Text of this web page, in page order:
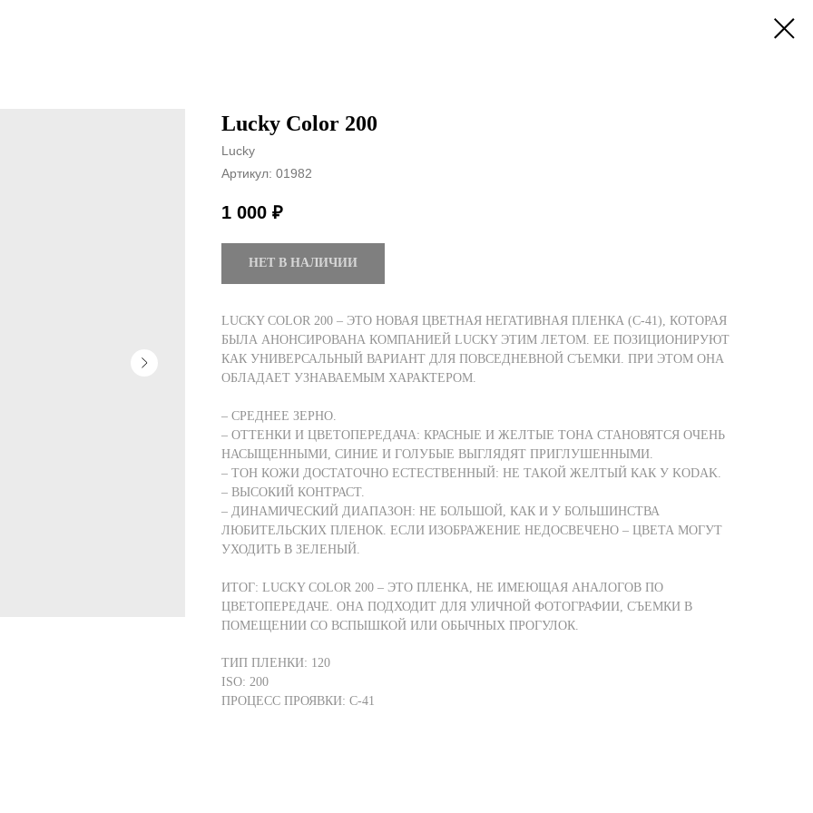
Lucky Color 200
Lucky
Артикул: 01982
1 000 ₽
НЕТ В НАЛИЧИИ
LUCKY COLOR 200 – ЭТО НОВАЯ ЦВЕТНАЯ НЕГАТИВНАЯ ПЛЕНКА (С-41), КОТОРАЯ
БЫЛА АНОНСИРОВАНА КОМПАНИЕЙ LUCKY ЭТИМ ЛЕТОМ. ЕЕ ПОЗИЦИОНИРУЮТ
КАК УНИВЕРСАЛЬНЫЙ ВАРИАНТ ДЛЯ ПОВСЕДНЕВНОЙ СЪЕМКИ. ПРИ ЭТОМ ОНА
ОБЛАДАЕТ УЗНАВАЕМЫМ ХАРАКТЕРОМ.
– СРЕДНЕЕ ЗЕРНО.
– ОТТЕНКИ И ЦВЕТОПЕРЕДАЧА: КРАСНЫЕ И ЖЕЛТЫЕ ТОНА СТАНОВЯТСЯ ОЧЕНЬ
НАСЫЩЕННЫМИ, СИНИЕ И ГОЛУБЫЕ ВЫГЛЯДЯТ ПРИГЛУШЕННЫМИ.
– ТОН КОЖИ ДОСТАТОЧНО ЕСТЕСТВЕННЫЙ: НЕ ТАКОЙ ЖЕЛТЫЙ КАК У KODAK.
– ВЫСОКИЙ КОНТРАСТ.
– ДИНАМИЧЕСКИЙ ДИАПАЗОН: НЕ БОЛЬШОЙ, КАК И У БОЛЬШИНСТВА
ЛЮБИТЕЛЬСКИХ ПЛЕНОК. ЕСЛИ ИЗОБРАЖЕНИЕ НЕДОСВЕЧЕНО – ЦВЕТА МОГУТ
УХОДИТЬ В ЗЕЛЕНЫЙ.
ИТОГ: LUCKY COLOR 200 – ЭТО ПЛЕНКА, НЕ ИМЕЮЩАЯ АНАЛОГОВ ПО
ЦВЕТОПЕРЕДАЧЕ. ОНА ПОДХОДИТ ДЛЯ УЛИЧНОЙ ФОТОГРАФИИ, СЪЕМКИ В
ПОМЕЩЕНИИ СО ВСПЫШКОЙ ИЛИ ОБЫЧНЫХ ПРОГУЛОК.
ТИП ПЛЕНКИ: 120
ISO: 200
ПРОЦЕСС ПРОЯВКИ: C-41